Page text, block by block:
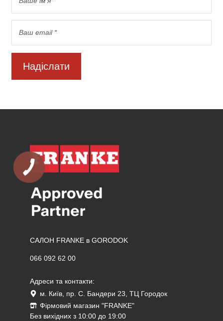
Надіслати
САЛОН FRANKE в GORODOK
066 092 62 00
Адреси та контакти:
м. Київ, пр. С. Бандери 23, ТЦ Городок
Фірмовий магазин "FRANKE"
Без вихідних з 10:00 до 19:00